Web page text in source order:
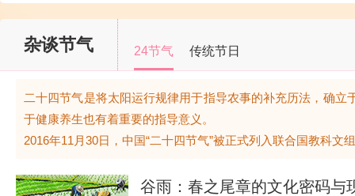
杂谈节气 24节气 传统节日
二十四节气是将太阳运行规律用于指导农事的补充历法，确
于健康养生也有着重要的指导意义。
2016年11月30日，中国“二十四节气”被正式列入联合国教科文
谷雨：春之尾章的文化密码与